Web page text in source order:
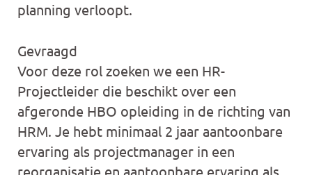
planning verloopt.
Gevraagd
Voor deze rol zoeken we een HR-
Projectleider die beschikt over een
afgeronde HBO opleiding in de richting van
HRM. Je hebt minimaal 2 jaar aantoonbare
ervaring als projectmanager in een
reorganisatie en aantoonbare ervaring als